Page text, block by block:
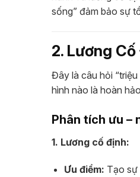
sống” đảm bảo sự
2. Lương
Đây là câu hỏi
hình nào là hoàn
Phân tích ưu –
1. Lương cố định:
Ưu điểm: Tạo sự